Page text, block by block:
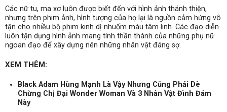
Các nữ tu, ma xơ luôn được biết đến với hình ảnh thánh thiện,
nhưng trên phim ảnh, hình tượng của họ lại là nguồn cảm hứng vô
tận cho nhiều bộ phim kinh dị nhuốm màu tâm linh. Các đạo diễn
luôn tận dụng hình ảnh mang tính thần thánh của những phụ nữ
ngoan đạo để xây dựng nên những nhân vật đáng sợ.
XEM THÊM:
Black Adam Hùng Mạnh Là Vậy Nhưng Cũng Phải Dè
Chừng Chị Đại Wonder Woman Và 3 Nhân Vật Đình Đám
Này